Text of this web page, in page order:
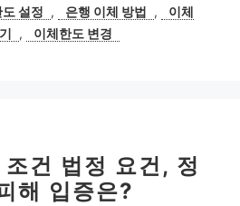
설정 , 은행 이체 방법 ,
이체
, 이체한도 변경
건 법정 요건, 정
해 입증은?